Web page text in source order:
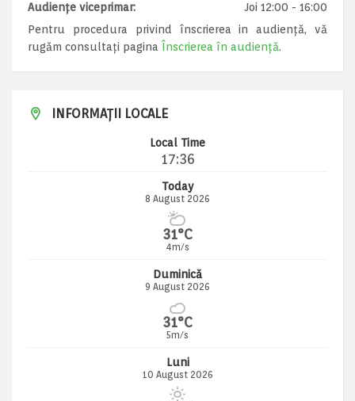
Audiențe viceprimar:
Joi 12:00 - 16:00
Pentru procedura privind înscrierea in audiență, vă
rugăm consultați pagina Înscrierea în audiență.
INFORMAȚII LOCALE
Local Time
17:36
Today
8 August 2026
31°C
4m/s
Duminică
9 August 2026
31°C
5m/s
Luni
10 August 2026